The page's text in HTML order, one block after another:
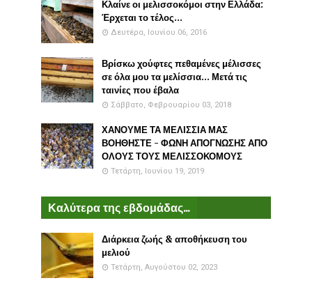
Κλαίνε οι μελισσοκόμοι στην Ελλάδα:
Έρχεται το τέλος...
Δευτέρα, Ιουνίου 06, 2016
Βρίσκω χούφτες πεθαμένες μέλισσες
σε όλα μου τα μελίσσια... Μετά τις
ταινίες που έβαλα
Σάββατο, Φεβρουαρίου 03, 2018
ΧΑΝΟΥΜΕ ΤΑ ΜΕΛΙΣΣΙΑ ΜΑΣ
ΒΟΗΘΗΣΤΕ - ΦΩΝΗ ΑΠΟΓΝΩΣΗΣ ΑΠΟ
ΟΛΟΥΣ ΤΟΥΣ ΜΕΛΙΣΣΟΚΟΜΟΥΣ
Τετάρτη, Ιουνίου 19, 2019
Καλύτερα της εβδομάδας...
Διάρκεια ζωής & αποθήκευση του
μελιού
Τετάρτη, Αυγούστου 02, 2023